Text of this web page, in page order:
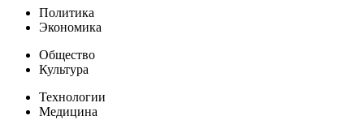
Политика
Экономика
Общество
Культура
Технологии
Медицина